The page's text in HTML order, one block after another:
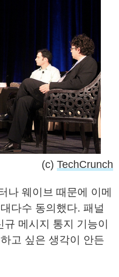
(c) TechCrunch
나 웨이브 때문에 이메
다수 동의했다. 패널
메시지 통지 기능이
고 싶은 생각이 안든